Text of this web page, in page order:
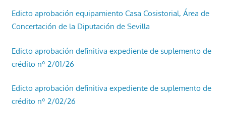
Edicto aprobación equipamiento Casa Cosistorial, Área de
Concertación de la Diputación de Sevilla
Edicto aprobación definitiva expediente de suplemento de
crédito nº 2/01/26
Edicto aprobación definitiva expediente de suplemento de
crédito nº 2/02/26